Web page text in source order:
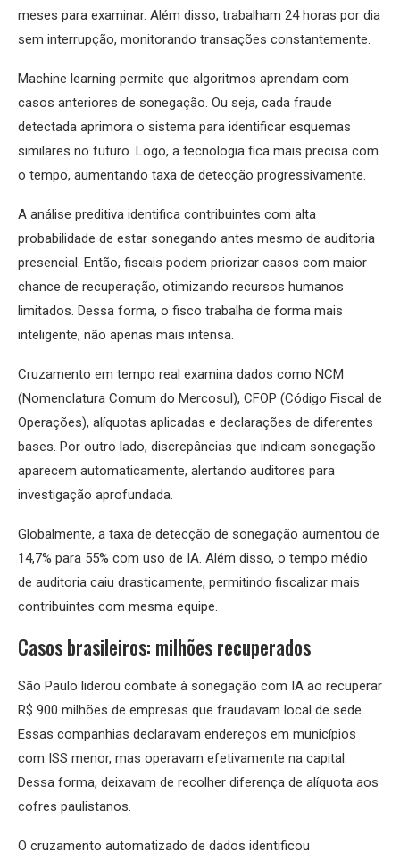
meses para examinar. Além disso, trabalham 24 horas por dia
sem interrupção, monitorando transações constantemente.
Machine learning permite que algoritmos aprendam com
casos anteriores de sonegação. Ou seja, cada fraude
detectada aprimora o sistema para identificar esquemas
similares no futuro. Logo, a tecnologia fica mais precisa com
o tempo, aumentando taxa de detecção progressivamente.
A análise preditiva identifica contribuintes com alta
probabilidade de estar sonegando antes mesmo de auditoria
presencial. Então, fiscais podem priorizar casos com maior
chance de recuperação, otimizando recursos humanos
limitados. Dessa forma, o fisco trabalha de forma mais
inteligente, não apenas mais intensa.
Cruzamento em tempo real examina dados como NCM
(Nomenclatura Comum do Mercosul), CFOP (Código Fiscal de
Operações), alíquotas aplicadas e declarações de diferentes
bases. Por outro lado, discrepâncias que indicam sonegação
aparecem automaticamente, alertando auditores para
investigação aprofundada.
Globalmente, a taxa de detecção de sonegação aumentou de
14,7% para 55% com uso de IA. Além disso, o tempo médio
de auditoria caiu drasticamente, permitindo fiscalizar mais
contribuintes com mesma equipe.
Casos brasileiros: milhões recuperados
São Paulo liderou combate à sonegação com IA ao recuperar
R$ 900 milhões de empresas que fraudavam local de sede.
Essas companhias declaravam endereços em municípios
com ISS menor, mas operavam efetivamente na capital.
Dessa forma, deixavam de recolher diferença de alíquota aos
cofres paulistanos.
O cruzamento automatizado de dados identificou